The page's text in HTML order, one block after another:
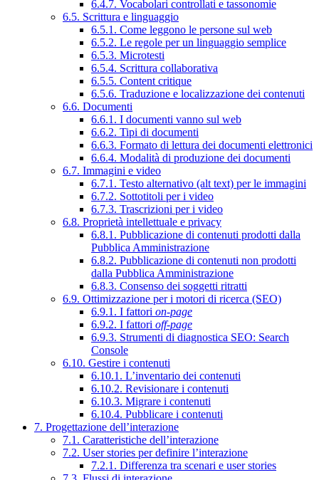
6.4.7. Vocabolari controllati e tassonomie
6.5. Scrittura e linguaggio
6.5.1. Come leggono le persone sul web
6.5.2. Le regole per un linguaggio semplice
6.5.3. Microtesti
6.5.4. Scrittura collaborativa
6.5.5. Content critique
6.5.6. Traduzione e localizzazione dei contenuti
6.6. Documenti
6.6.1. I documenti vanno sul web
6.6.2. Tipi di documenti
6.6.3. Formato di lettura dei documenti elettronici
6.6.4. Modalità di produzione dei documenti
6.7. Immagini e video
6.7.1. Testo alternativo (alt text) per le immagini
6.7.2. Sottotitoli per i video
6.7.3. Trascrizioni per i video
6.8. Proprietà intellettuale e privacy
6.8.1. Pubblicazione di contenuti prodotti dalla
Pubblica Amministrazione
6.8.2. Pubblicazione di contenuti non prodotti
dalla Pubblica Amministrazione
6.8.3. Consenso dei soggetti ritratti
6.9. Ottimizzazione per i motori di ricerca (SEO)
6.9.1. I fattori on-page
6.9.2. I fattori off-page
6.9.3. Strumenti di diagnostica SEO: Search
Console
6.10. Gestire i contenuti
6.10.1. L’inventario dei contenuti
6.10.2. Revisionare i contenuti
6.10.3. Migrare i contenuti
6.10.4. Pubblicare i contenuti
7. Progettazione dell’interazione
7.1. Caratteristiche dell’interazione
7.2. User stories per definire l’interazione
7.2.1. Differenza tra scenari e user stories